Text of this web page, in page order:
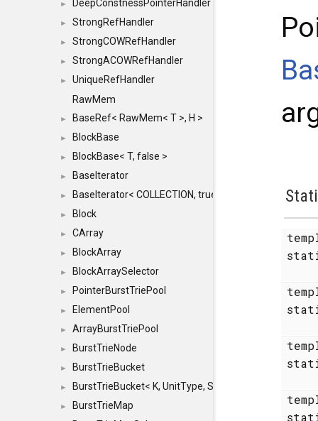
► DeepConstnessPointerHandler
► StrongRefHandler
► StrongCOWRefHandler
► StrongACOWRefHandler
►
UniqueRefHandler
RawMem
► BaseRef< RawMem< T >, H >
► BlockBase
► BlockBase< T, false >
► BaseIterator
► BaseIterator< COLLECTION, true >
► Block
► CArray
► BlockArray
► BlockArraySelector
► PointerBurstTriePool
► ElementPool
► ArrayBurstTriePool
► BurstTrieNode
► BurstTrieBucket
► BurstTrieBucket< K, UnitType, SIZE >
►
BurstTrieMap